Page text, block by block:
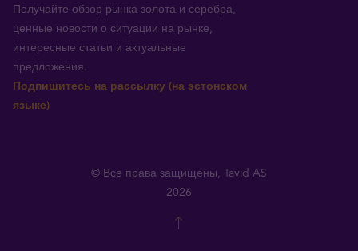
Получайте обзор рынка золота и серебра,
ценные новости о ситуации на рынке,
интересные статьи и актуальные
предложения.
Подпишитесь на рассылку (на эстонском
языке)
© Все права защищены, Tavid AS
2026